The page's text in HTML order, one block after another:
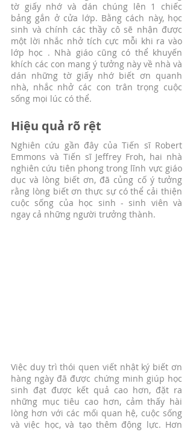
tờ giấy nhớ và dán chúng lên 1 chiếc
bảng gắn ở cửa lớp. Bằng cách này, học
sinh và chính các thầy cô sẽ nhận được
một lời nhắc nhở tích cực mỗi khi ra vào
lớp học . Nhà giáo cũng có thể khuyến
khích các con mang ý tưởng này về nhà và
dán những tờ giấy nhớ biết ơn quanh
nhà, nhắc nhở các con trân trọng cuộc
sống mọi lúc có thể.
Hiệu quả rõ rệt
Nghiên cứu gần đây của Tiến sĩ Robert
Emmons và Tiến sĩ Jeffrey Froh, hai nhà
nghiên cứu tiên phong trong lĩnh vực giáo
dục và lòng biết ơn, đã củng cố ý tưởng
rằng lòng biết ơn thực sự có thể cải thiện
cuộc sống của học sinh - sinh viên và
ngay cả những người trưởng thành.
Việc duy trì thói quen viết nhật ký biết ơn
hàng ngày đã được chứng minh giúp học
sinh đạt được kết quả cao hơn, đặt ra
những mục tiêu cao hơn, cảm thấy hài
lòng hơn với các mối quan hệ, cuộc sống
và việc học, và tạo thêm động lực. Hơn